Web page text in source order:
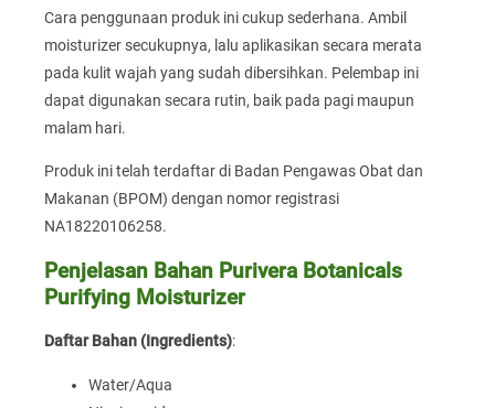
Cara penggunaan produk ini cukup sederhana. Ambil
moisturizer secukupnya, lalu aplikasikan secara merata
pada kulit wajah yang sudah dibersihkan. Pelembap ini
dapat digunakan secara rutin, baik pada pagi maupun
malam hari.
Produk ini telah terdaftar di Badan Pengawas Obat dan
Makanan (BPOM) dengan nomor registrasi
NA18220106258.
Penjelasan Bahan Purivera Botanicals
Purifying Moisturizer
Daftar Bahan (Ingredients):
Water/Aqua